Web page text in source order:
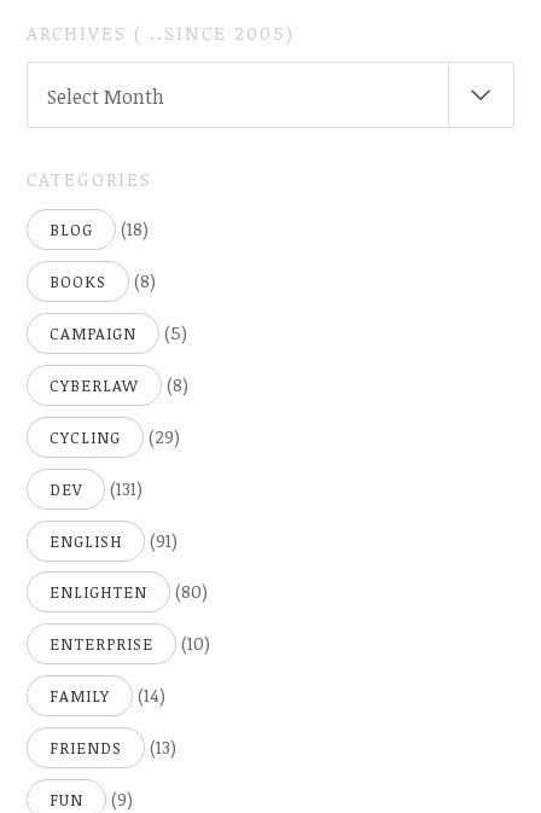
ARCHIVES ( ..SINCE 2005)
Select Month
CATEGORIES
BLOG (18)
BOOKS (8)
CAMPAIGN (5)
CYBERLAW (8)
CYCLING (29)
DEV (131)
ENGLISH (91)
ENLIGHTEN (80)
ENTERPRISE (10)
FAMILY (14)
FRIENDS (13)
FUN (9)